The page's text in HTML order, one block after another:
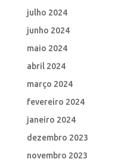
julho 2024
junho 2024
maio 2024
abril 2024
março 2024
fevereiro 2024
janeiro 2024
dezembro 2023
novembro 2023